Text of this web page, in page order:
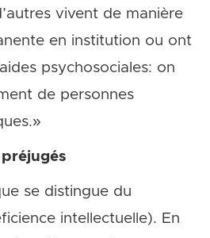
vivent de manière
en institution ou ont
psychosociales: on
de personnes
se distingue du
intellectuelle). En